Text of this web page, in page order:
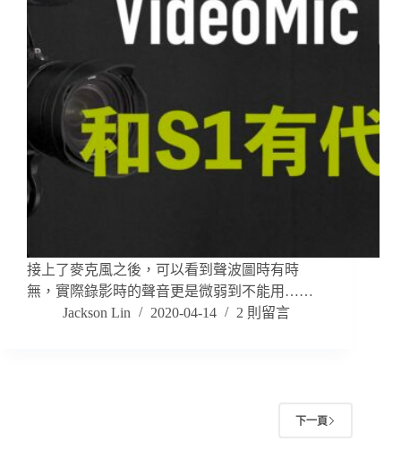
接上了麥克風之後，可以看到聲波圖時有時
無，實際錄影時的聲音更是微弱到不能用……
Jackson Lin
2020-04-14 2 則留言
下一頁